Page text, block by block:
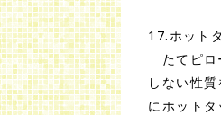
17.ホット
たてピロ
しない性
にホット